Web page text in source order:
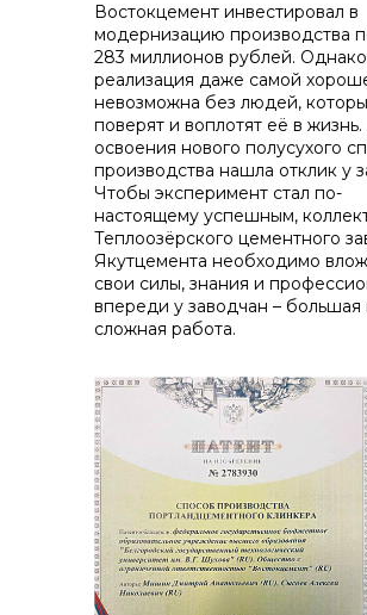
Востокцемент инвестировал в
модернизацию производства
283 миллионов рублей. Однако
реализация даже самой
невозможна без людей,
поверят и воплотят её в
освоения нового полусухого
производства нашла отклик у
Чтобы эксперимент стал по-
настоящему успешным,
Теплоозёрского цементного
Якутцемента необходимо
свои силы, знания и
впереди у заводчан – большая
сложная работа.